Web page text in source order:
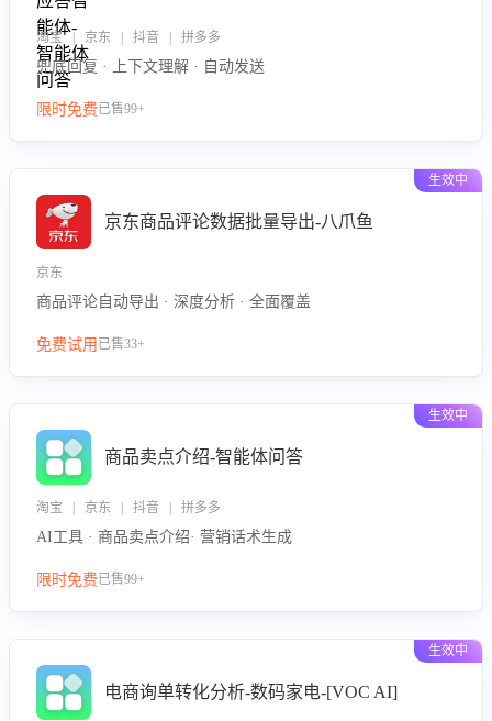
淘宝 | 京东 | 抖音 | 拼多多
兜底回复 · 上下文理解 · 自动发送
限时免费已售99+
生效中
京东商品评论数据批量导出-八爪鱼
京东
商品评论自动导出 · 深度分析 · 全面覆盖
免费试用 已售33+
生效中
商品卖点介绍-智能体问答
淘宝 | 京东 | 抖音 | 拼多多
AI工具 · 商品卖点介绍· 营销话术生成
限时免费已售99+
生效中
电商询单转化分析-数码家电-[VOC AI]